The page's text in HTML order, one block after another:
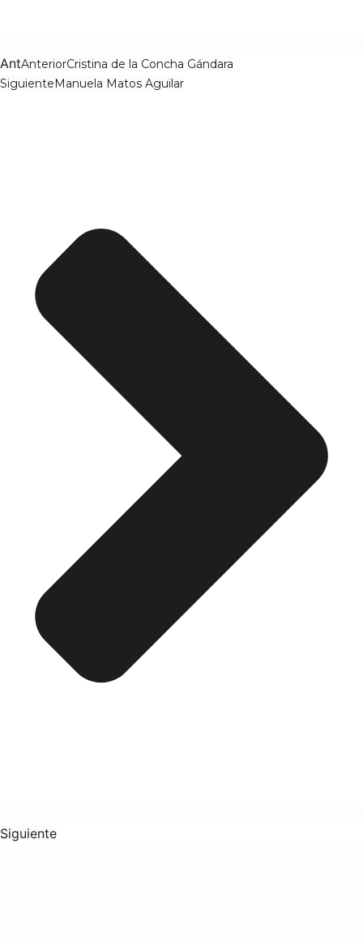
AntAnteriorCristina de la Concha Gándara
SiguienteManuela Matos Aguilar
Siguiente